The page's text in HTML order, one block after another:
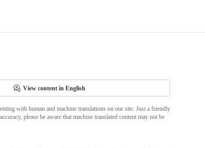
View content in English
with human and machine translations on our site. Just a friendly
please be aware that machine translated content may not be